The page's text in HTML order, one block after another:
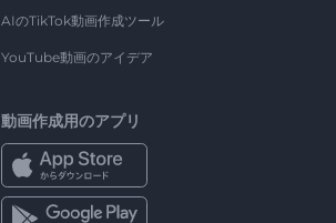
AIのTikTok動画作成ツール
YouTube動画のアイデア
動画作成用のアプリ